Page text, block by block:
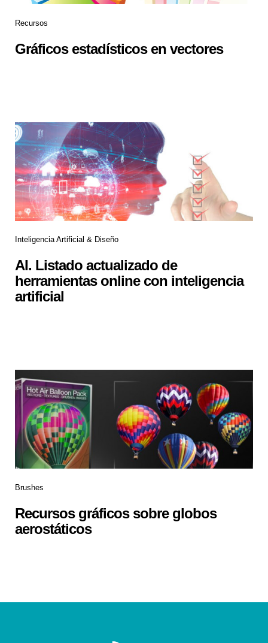
Recursos
Gráficos estadísticos en vectores
Inteligencia Artificial & Diseño
AI. Listado actualizado de
herramientas online con inteligencia
artificial
Brushes
Recursos gráficos sobre globos
aerostáticos